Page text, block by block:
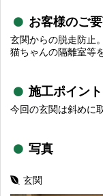
お客様のご
玄関からの脱走防止
猫ちゃんの隔離室等
施工ポイント
今回の玄関は斜めに
写真
玄関